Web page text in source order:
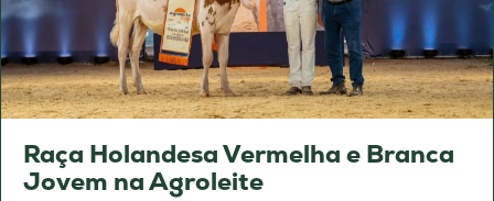
Raça Holandesa Vermelha e Branca
Jovem na Agroleite